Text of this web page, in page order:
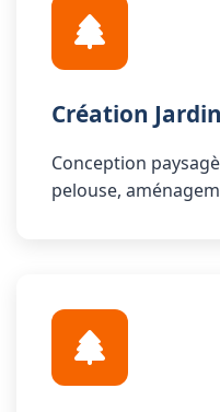
Création
Conception
pelouse,